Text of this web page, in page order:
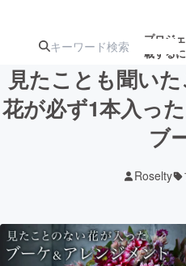
プロジ
載する
注目の新着
テクノロジー・ガジ
見たことも聞い
花が必ず1本入っ
ブ
Roselty